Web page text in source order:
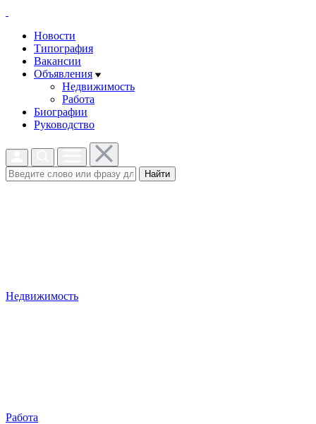
Новости
Типография
Вакансии
Объявления
Недвижимость
Работа
Биографии
Руководство
Найти
Недвижимость
Работа